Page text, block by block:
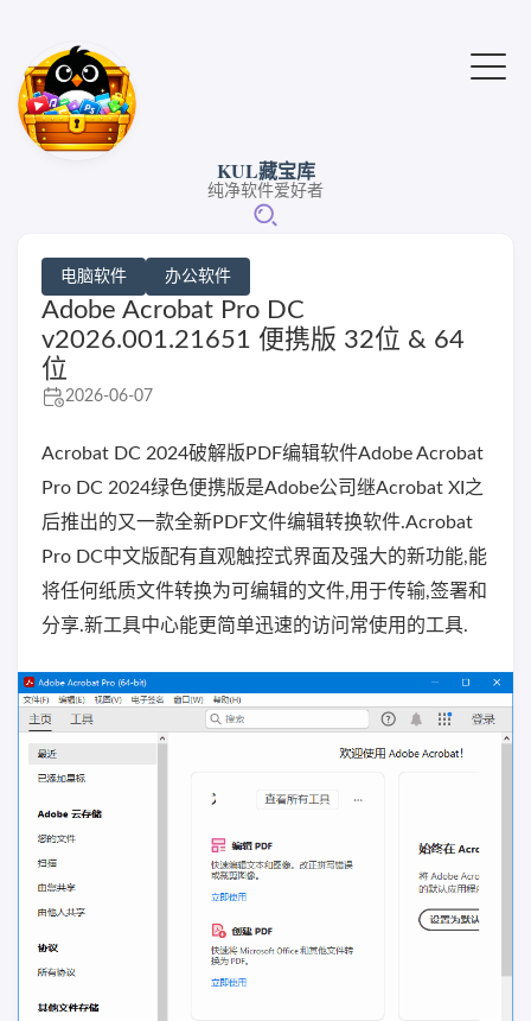
KUL藏宝库
纯净软件爱好者
电脑软件 办公软件
Adobe Acrobat Pro DC
v2026.001.21651 便携版 32位 & 64
位
2026-06-07
Acrobat DC 2024破解版PDF编辑软件Adobe Acrobat
Pro DC 2024绿色便携版是Adobe公司继Acrobat XI之
后推出的又一款全新PDF文件编辑转换软件.Acrobat
Pro DC中文版配有直观触控式界面及强大的新功能,能
将任何纸质文件转换为可编辑的文件,用于传输,签署和
分享.新工具中心能更简单迅速的访问常使用的工具.